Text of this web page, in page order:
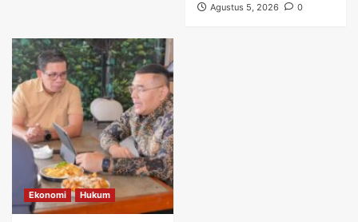
Agustus 5, 2026
0
Ekonomi Hukum